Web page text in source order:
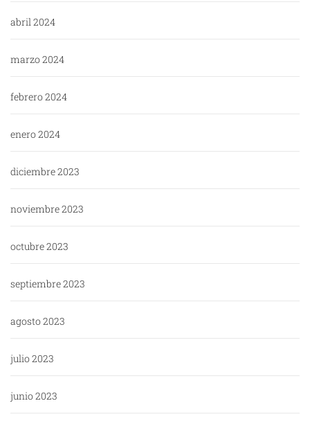
abril 2024
marzo 2024
febrero 2024
enero 2024
diciembre 2023
noviembre 2023
octubre 2023
septiembre 2023
agosto 2023
julio 2023
junio 2023